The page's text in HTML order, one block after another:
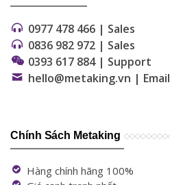
0977 478 466 | Sales
0836 982 972 | Sales
0393 617 884 | Support
hello@metaking.vn | Email
Chính Sách Metaking
Hàng chính hãng 100%